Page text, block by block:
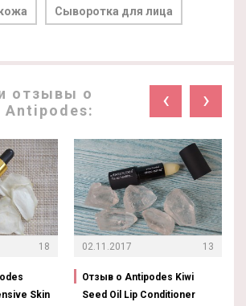
Сыворотка для лица
отзывы о
Antipodes:
‹ ›
18
Skin
02.11.2017 13
Отзыв о Antipodes Kiwi
Seed Oil Lip Conditioner